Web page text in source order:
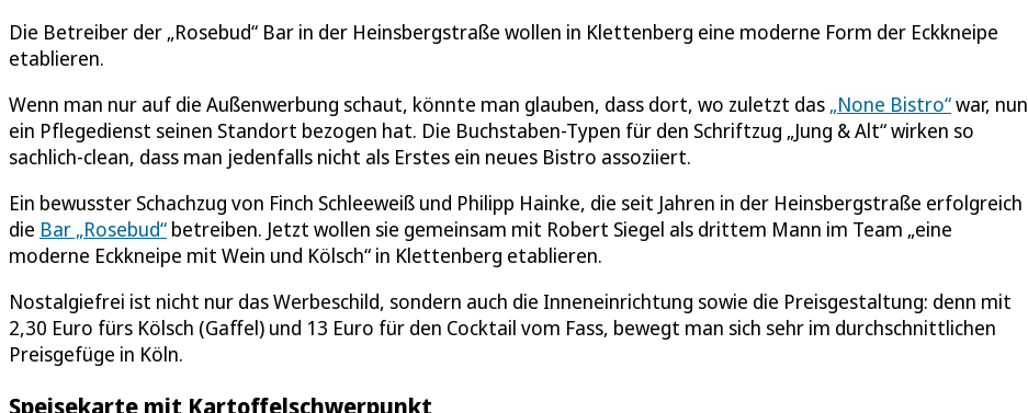
Die Betreiber der „Rosebud“ Bar in der Heinsbergstraße wollen in Klettenberg eine moderne Form der Eckkneipe
etablieren.
Wenn man nur auf die Außenwerbung schaut, könnte man glauben, dass dort, wo zuletzt das „None Bistro“war, nun
ein Pflegedienst seinen Standort bezogen hat. Die Buchstaben-Typen für den Schriftzug „Jung & Alt“ wirken so
sachlich-clean, dass man jedenfalls nicht als Erstes ein neues Bistro assoziiert.
Ein bewusster Schachzug von Finch Schleeweiß und Philipp Hainke, die seit Jahren in der Heinsbergstraße erfolgreich
die Bar „Rosebud“ betreiben. Jetzt wollen sie gemeinsam mit Robert Siegel als drittem Mann im Team „eine
moderne Eckkneipe mit Wein und Kölsch“ in Klettenberg etablieren.
Nostalgiefrei ist nicht nur das Werbeschild, sondern auch die Inneneinrichtung sowie die Preisgestaltung: denn mit
2,30 Euro fürs Kölsch (Gaffel) und 13 Euro für den Cocktail vom Fass, bewegt man sich sehr im durchschnittlichen
Preisgefüge in Köln.
Speisekarte mit Kartoffelschwerpunkt